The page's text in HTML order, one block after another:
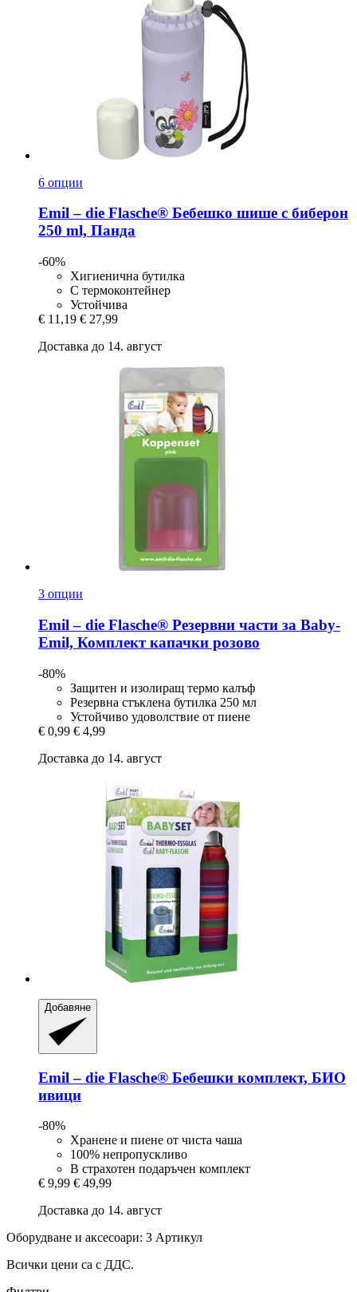
6 опции
Emil – die Flasche® Бебешко шише с биберон
250 ml, Панда
-60%
Хигиенична бутилка
С термоконтейнер
Устойчива
€ 11,19 € 27,99
Доставка до 14. август
3 опции
Emil – die Flasche® Резервни части за Baby-​
Emil, Комплект капачки розово
-80%
Защитен и изолиращ термо калъф
Резервна стъклена бутилка 250 мл
Устойчиво удоволствие от пиене
€ 0,99 € 4,99
Доставка до 14. август
Добавяне
Emil – die Flasche® Бебешки комплект, БИО
ивици
-80%
Хранене и пиене от чиста чаша
100% непропускливо
В страхотен подаръчен комплект
€ 9,99 € 49,99
Доставка до 14. август
Оборудване и аксесоари: 3 Артикул
Всички цени са с ДДС.